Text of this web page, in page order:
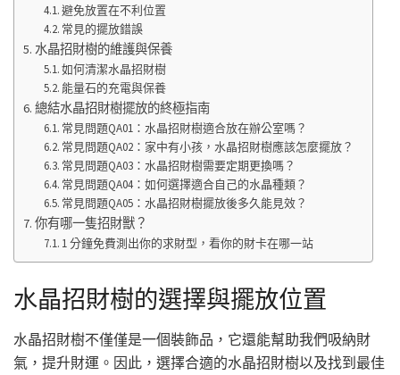
避免放置在不利位置
常見的擺放錯誤
水晶招財樹的維護與保養
如何清潔水晶招財樹
能量石的充電與保養
總結水晶招財樹擺放的終極指南
常見問題QA01：水晶招財樹適合放在辦公室嗎？
常見問題QA02：家中有小孩，水晶招財樹應該怎麼擺放？
常見問題QA03：水晶招財樹需要定期更換嗎？
常見問題QA04：如何選擇適合自己的水晶種類？
常見問題QA05：水晶招財樹擺放後多久能見效？
你有哪一隻招財獸？
1 分鐘免費測出你的求財型，看你的財卡在哪一站
水晶招財樹的選擇與擺放位置
水晶招財樹不僅僅是一個裝飾品，它還能幫助我們吸納財
氣，提升財運。因此，選擇合適的水晶招財樹以及找到最佳